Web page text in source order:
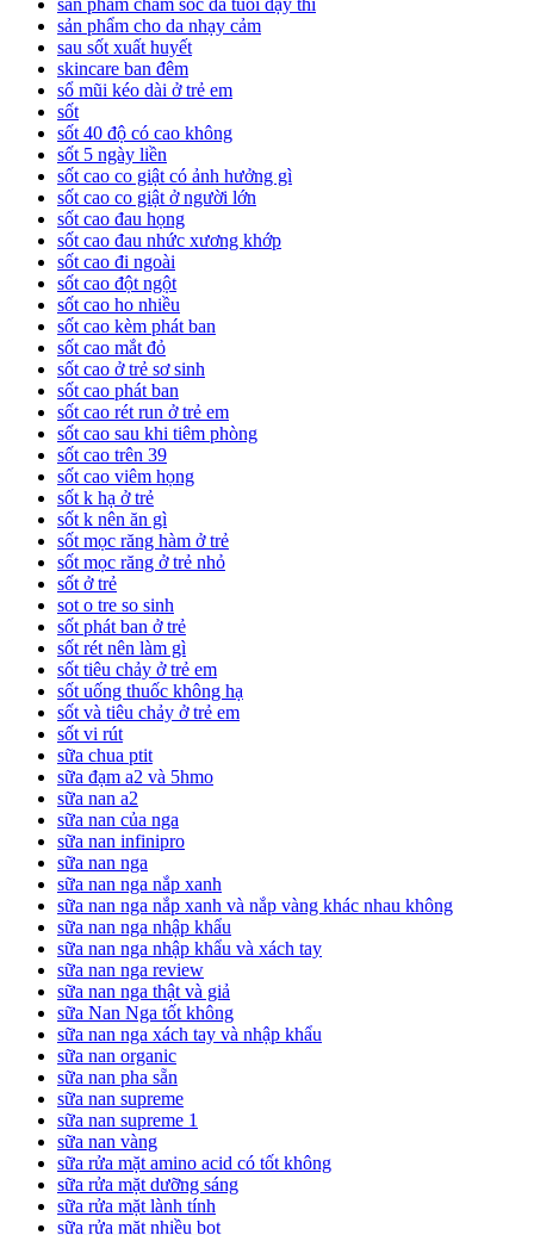
sản phẩm chăm sóc da tuổi dậy thì
sản phẩm cho da nhạy cảm
sau sốt xuất huyết
skincare ban đêm
sổ mũi kéo dài ở trẻ em
sốt
sốt 40 độ có cao không
sốt 5 ngày liền
sốt cao co giật có ảnh hưởng gì
sốt cao co giật ở người lớn
sốt cao đau họng
sốt cao đau nhức xương khớp
sốt cao đi ngoài
sốt cao đột ngột
sốt cao ho nhiều
sốt cao kèm phát ban
sốt cao mắt đỏ
sốt cao ở trẻ sơ sinh
sốt cao phát ban
sốt cao rét run ở trẻ em
sốt cao sau khi tiêm phòng
sốt cao trên 39
sốt cao viêm họng
sốt k hạ ở trẻ
sốt k nên ăn gì
sốt mọc răng hàm ở trẻ
sốt mọc răng ở trẻ nhỏ
sốt ở trẻ
sot o tre so sinh
sốt phát ban ở trẻ
sốt rét nên làm gì
sốt tiêu chảy ở trẻ em
sốt uống thuốc không hạ
sốt và tiêu chảy ở trẻ em
sốt vi rút
sữa chua ptit
sữa đạm a2 và 5hmo
sữa nan a2
sữa nan của nga
sữa nan infinipro
sữa nan nga
sữa nan nga nắp xanh
sữa nan nga nắp xanh và nắp vàng khác nhau không
sữa nan nga nhập khẩu
sữa nan nga nhập khẩu và xách tay
sữa nan nga review
sữa nan nga thật và giả
sữa Nan Nga tốt không
sữa nan nga xách tay và nhập khẩu
sữa nan organic
sữa nan pha sẵn
sữa nan supreme
sữa nan supreme 1
sữa nan vàng
sữa rửa mặt amino acid có tốt không
sữa rửa mặt dưỡng sáng
sữa rửa mặt lành tính
sữa rửa mặt nhiều bọt